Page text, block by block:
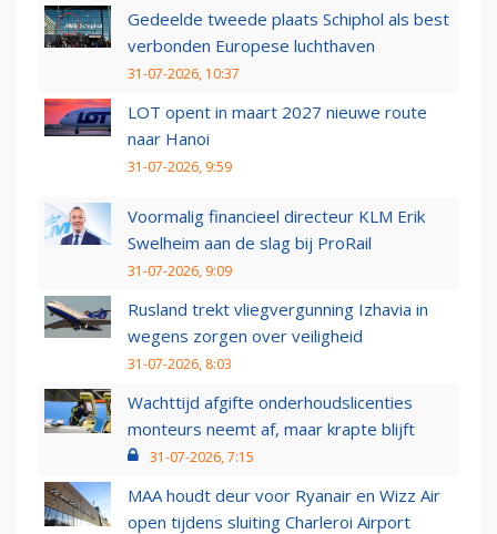
Gedeelde tweede plaats Schiphol als best
verbonden Europese luchthaven
31-07-2026, 10:37
LOT opent in maart 2027 nieuwe route
naar Hanoi
31-07-2026, 9:59
Voormalig financieel directeur KLM Erik
Swelheim aan de slag bij ProRail
31-07-2026, 9:09
Rusland trekt vliegvergunning Izhavia in
wegens zorgen over veiligheid
31-07-2026, 8:03
Wachttijd afgifte onderhoudslicenties
monteurs neemt af, maar krapte blijft
31-07-2026, 7:15
MAA houdt deur voor Ryanair en Wizz Air
open tijdens sluiting Charleroi Airport